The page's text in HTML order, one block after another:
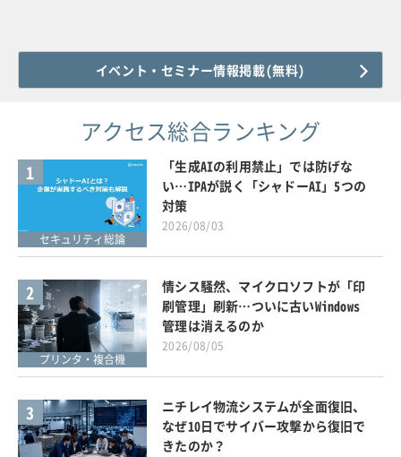
イベント・セミナー情報掲載(無料)
アクセス総合ランキング
1
セキュリティ総論
「生成AIの利用禁止」では防げな
い…IPAが説く「シャドーAI」5つの
対策
2026/08/03
2
プリンタ・複合機
情シス騒然、マイクロソフトが「印
刷管理」刷新…ついに古いWindows
管理は消えるのか
2026/08/05
3
ニチレイ物流システムが全面復旧、
なぜ10日でサイバー攻撃から復旧で
きたのか？